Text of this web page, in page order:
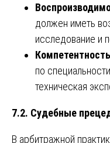
должен иметь
исследование и
по
техническая
7.2. Судебные
В арбитражной